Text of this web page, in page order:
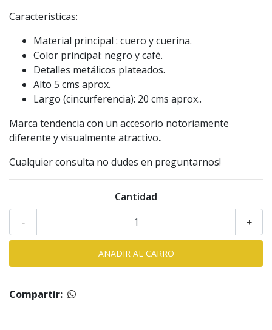
Características:
Material principal : cuero y cuerina.
Color principal: negro y café.
Detalles metálicos plateados.
Alto 5 cms aprox.
Largo (cincurferencia): 20 cms aprox..
Marca tendencia con un accesorio notoriamente
diferente y visualmente atractivo.
Cualquier consulta no dudes en preguntarnos!
Cantidad
+
-
Compartir: